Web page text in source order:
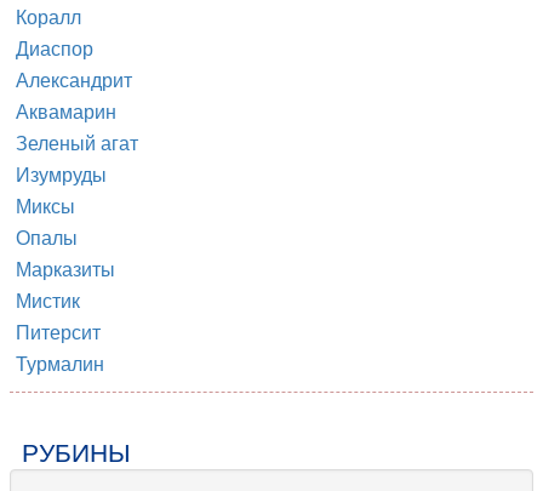
Коралл
Диаспор
Александрит
Аквамарин
Зеленый агат
Изумруды
Миксы
Опалы
Марказиты
Мистик
Питерсит
Турмалин
РУБИНЫ